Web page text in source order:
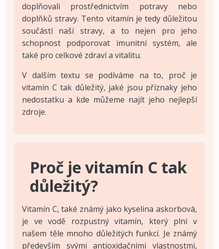
doplňovali prostřednictvím potravy nebo
doplňků stravy. Tento vitamín je tedy důležitou
součástí naší stravy, a to nejen pro jeho
schopnost podporovat imunitní systém, ale
také pro celkové zdraví a vitalitu.
V dalším textu se podíváme na to, proč je
vitamín C tak důležitý, jaké jsou příznaky jeho
nedostatku a kde můžeme najít jeho nejlepší
zdroje.
Proč je vitamín C tak
důležitý?
Vitamín C, také známý jako kyselina askorbová,
je ve vodě rozpustný vitamín, který plní v
našem těle mnoho důležitých funkcí. Je známý
především svými antioxidačními vlastnostmi,